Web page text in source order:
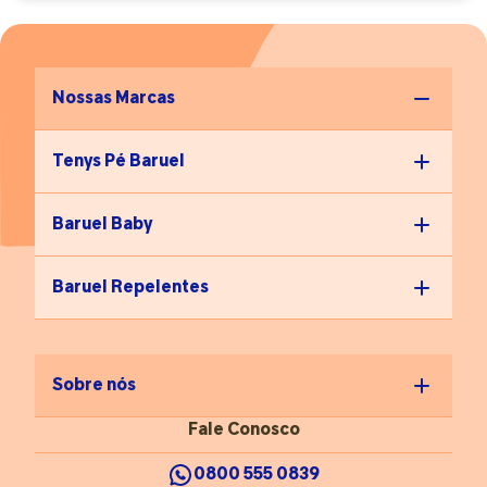
Nossas Marcas
Tenys Pé Baruel
Baruel Baby
Baruel Repelentes
Sobre nós
Fale Conosco
0800 555 0839